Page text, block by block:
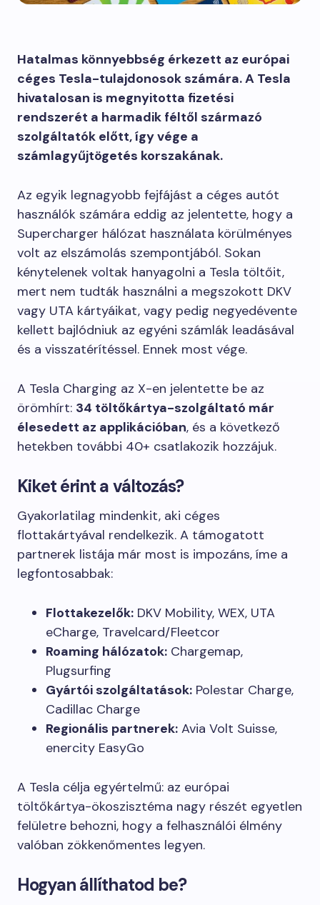
Hatalmas könnyebbség érkezett az európai
céges Tesla-tulajdonosok számára. A Tesla
hivatalosan is megnyitotta fizetési
rendszerét a harmadik féltől származó
szolgáltatók előtt, így vége a
számlagyűjtögetés korszakának.
Az egyik legnagyobb fejfájást a céges autót
használók számára eddig az jelentette, hogy a
Supercharger hálózat használata körülményes
volt az elszámolás szempontjából. Sokan
kénytelenek voltak hanyagolni a Tesla töltőit,
mert nem tudták használni a megszokott DKV
vagy UTA kártyáikat, vagy pedig negyedévente
kellett bajlódniuk az egyéni számlák leadásával
és a visszatérítéssel. Ennek most vége.
A Tesla Charging az X-en jelentette be az
örömhírt: 34 töltőkártya-szolgáltató már
élesedett az applikációban, és a következő
hetekben további 40+ csatlakozik hozzájuk.
Kiket érint a változás?
Gyakorlatilag mindenkit, aki céges
flottakártyával rendelkezik. A támogatott
partnerek listája már most is impozáns, íme a
legfontosabbak:
Flottakezelők: DKV Mobility, WEX, UTA
eCharge, Travelcard/Fleetcor
Roaming hálózatok: Chargemap,
Plugsurfing
Gyártói szolgáltatások: Polestar Charge,
Cadillac Charge
Regionális partnerek: Avia Volt Suisse,
enercity EasyGo
A Tesla célja egyértelmű: az európai
töltőkártya-ökoszisztéma nagy részét egyetlen
felületre behozni, hogy a felhasználói élmény
valóban zökkenőmentes legyen.
Hogyan állíthatod be?